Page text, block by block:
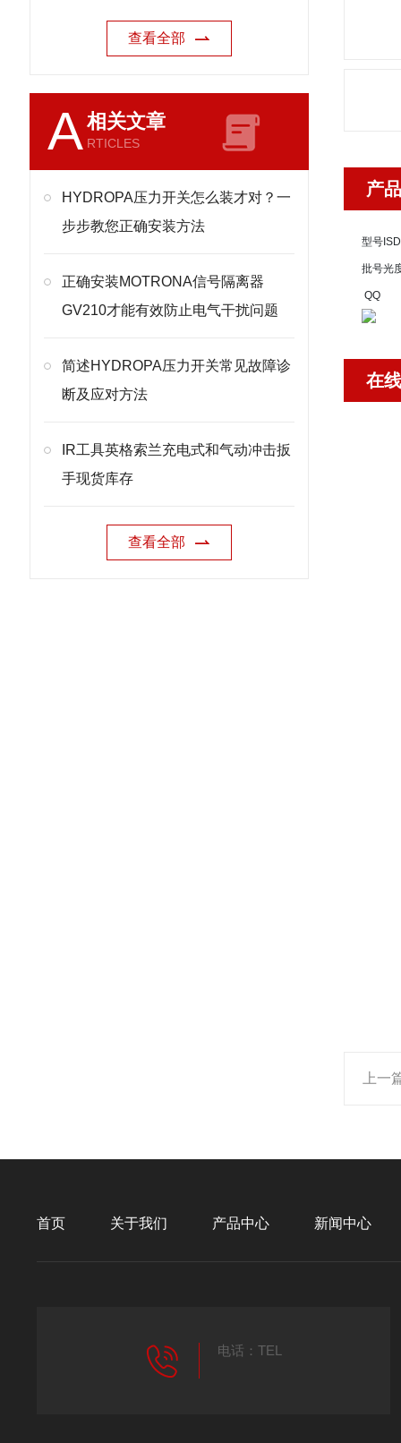
查看全部
A相关文章
RTICLES
HYDROPA压力开关怎么装才对？一
步步教您正确安装方法
正确安装MOTRONA信号隔离器
GV210才能有效防止电气干扰问题
简述HYDROPA压力开关常见故障诊
断及应对方法
IR工具英格索兰充电式和气动冲击扳
手现货库存
查看全部
产
型号
批号光
QQ
在
上一
首页 关于我们 产品中心 新闻中心
电话：TEL